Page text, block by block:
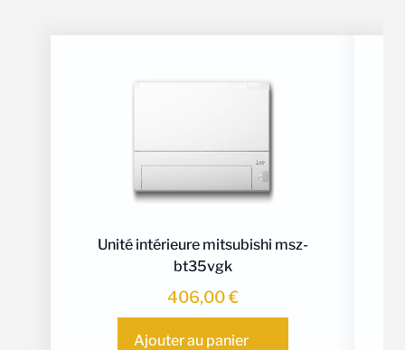
Unité intérieure mitsubishi msz-
bt35vgk
406,00€
Ajouter au panier